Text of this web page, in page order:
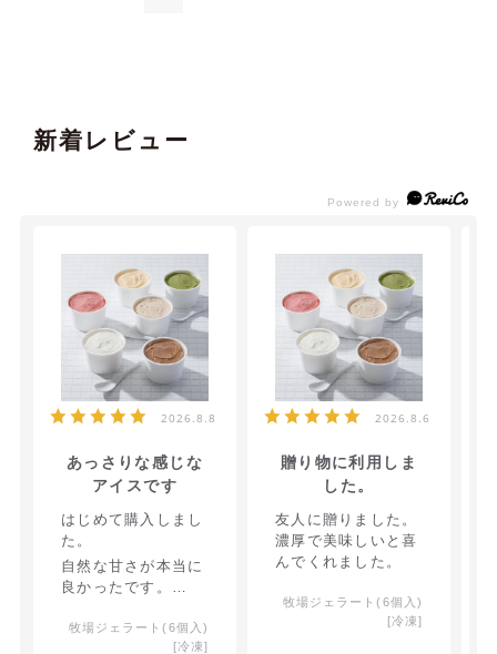
新着レビュー
2026.8.8
あっさりな感じな
アイスです
はじめて購入しまし
た。
自然な甘さが本当に
良かったです。
ても大丈夫かなおも
牧場ジェラート(6個入)
[冷凍]
2026.8.6
贈り物に利用しま
した。
友人に贈りました。
濃厚で美味しいと喜
んでくれました。
牧場ジェラート(6個入)
[冷凍]